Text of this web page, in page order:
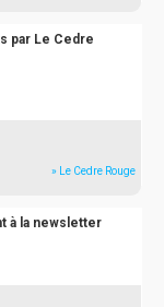
par Le Cedre
» Le Cedre Rouge
à la newsletter